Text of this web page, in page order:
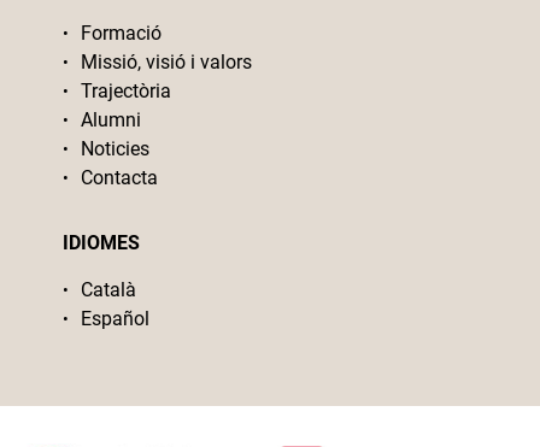
Formació
Missió, visió i valors
Trajectòria
Alumni
Noticies
Contacta
IDIOMES
Català
Español